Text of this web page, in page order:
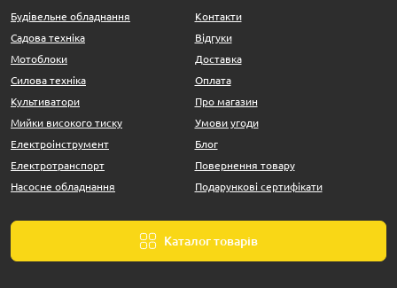
Будівельне обладнання
Садова техніка
Мотоблоки
Силова техніка
Культиватори
Мийки високого тиску
Електроінструмент
Електротранспорт
Насосне обладнання
Контакти
Відгуки
Доставка
Оплата
Про магазин
Умови угоди
Блог
Повернення товару
Подарункові сертифікати
Каталог товарів